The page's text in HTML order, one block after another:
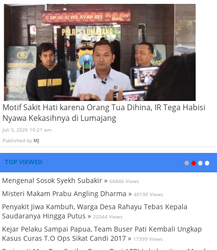
Motif Sakit Hati karena Orang Tua Dihina, IR Tega Habisi
Nyawa Kekasihnya di Lumajang
Juli 5, 2026 10:21 am
Published by MJ
TOP VIEWED
Mengenal Sosok Syekh Subakir » 66846 Views
Misteri Makam Prabu Angling Dharma » 40190 Views
Penyakit Jiwa Kambuh, Warga Desa Rahayu Tebas Kepala
Saudaranya Hingga Putus » 22044 Views
Kejar Pelaku Sampai Papua, Team Buser Pati Kembali Ungkap
Kasus Curas T.O Ops Sikat Candi 2017 » 17399 Views